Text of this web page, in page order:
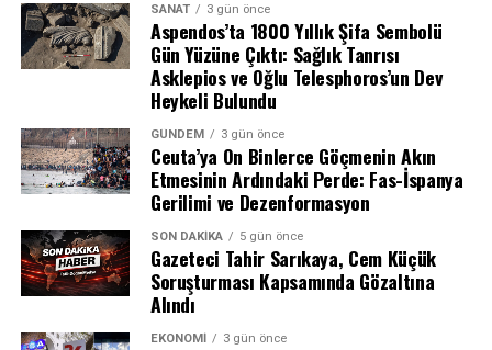
Yapılan incelemelerde, Evindar Tiğrak’ın kaybolmadan
hemen önce şüphelilerden biriyle yoğun telefon trafiği
ve mesajlaşma yaşadığı tespit edildi. Dikkat çeken bir
diğer detay ise, şüphelinin kullandığı 21 AC 935 plakalı
aracın, olay günü bagaj kapağı açık bir şekilde ve tek
başına seyir halinde olduğunun kayıtlara geçmesi oldu.
Araç üzerinde yapılan kriminal incelemede ise bagaj ve
ön yolcu koltuğunda biyolojik bulgulara rastlandı. Bu
bulgular arasında üç farklı erkeğe ait kan örneği ve bir
kadına ait kan örneğinin bulunması, işin vahametini
gözler önüne serdi.
Tanık İfadeleri ve Şüpheli Hareketler
SANAT 3 gün önce
Aspendos’ta 1800 Yıllık Şifa Sembolü
Gün Yüzüne Çıktı: Sağlık Tanrısı
Asklepios ve Oğlu Telesphoros’un Dev
Heykeli Bulundu
GÜNDEM 3 gün önce
Ceuta’ya On Binlerce Göçmenin Akın
Etmesinin Ardındaki Perde: Fas-İspanya
Gerilimi ve Dezenformasyon
SON DAKIKA 5 gün önce
Gazeteci Tahir Sarıkaya, Cem Küçük
Soruşturması Kapsamında Gözaltına
Alındı
EKONOMI 3 gün önce